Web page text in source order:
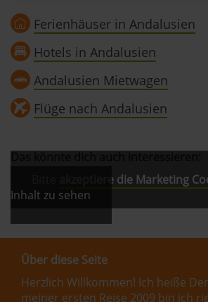
Ferienhäuser in Andalusien
Hotels in Andalusien
Andalusien Mietwagen
Flüge nach Andalusien
akzeptiere die Marketing
Inhalt zu sehen
Über diese Seite
Herzlich Willkommen! Ich heiße
meiner ersten Reise 2009 bin ich